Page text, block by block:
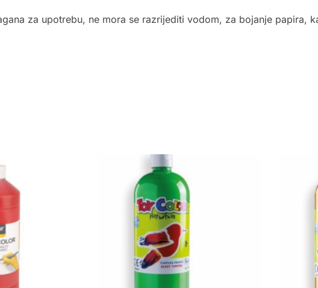
za upotrebu, ne mora se razrijediti vodom, za bojanje papira,